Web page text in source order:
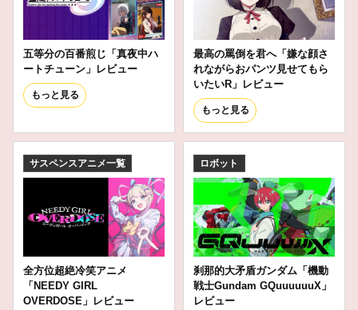
五等分の百番煎じ「真夜中ハ
ートチューン」レビュー
もっと見る
最高の罵倒を君へ「嫌な顔さ
れながらおパンツ見せてもら
いたいR」レビュー
もっと見る
サスペンスアニメ一覧
全方位超絶冷笑アニメ
「NEEDY GIRL
OVERDOSE」レビュー
ロボット
刹那的大矛盾ガンダム「機動
戦士Gundam GQuuuuuuX」
レビュー